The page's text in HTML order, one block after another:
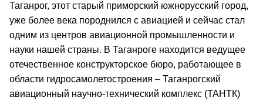
Таганрог, этот старый приморский южнорусский город,
уже более века породнился с авиацией и сейчас стал
одним из центров авиационной промышленности и
науки нашей страны. В Таганроге находится ведущее
отечественное конструкторское бюро, работающее в
области гидросамолетостроения – Таганрогский
авиационный научно-технический комплекс (ТАНТК)